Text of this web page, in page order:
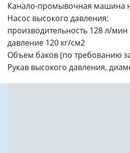
Канало-промывочная машина
Насос высокого давления:
производительность 128 л/мин
давление 120 кг/см2
Объем баков (по требованию
Рукав высокого давления,